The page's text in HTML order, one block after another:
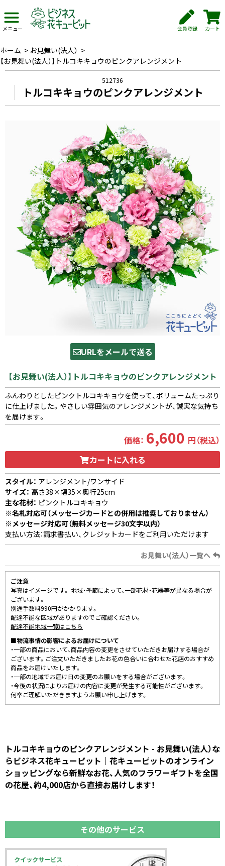
メニュー 会員登録 カート
ホーム > お見舞い(法人） >
【お見舞い(法人）】トルコキキョウのピンクアレンジメント
512736
トルコキキョウのピンクアレンジメント
URLをメールで送る
【お見舞い(法人）】トルコキキョウのピンクアレンジメント
ふんわりとしたピンクトルコキキョウを使って、ボリュームたっぷり
に仕上げました。やさしい雰囲気のアレンジメントが、誠実な気持ち
を届けます。
価格： 6,600 円（税込）
カートに入れる
スタイル： アレンジメント/ワンサイド
サイズ： 高さ38×幅35×奥行25cm
主な花材： ピンクトルコキキョウ
※名札対応可（メッセージカードとの併用は推奨しておりません）
※メッセージ対応可（無料メッセージ30文字以内）
支払い方法：請求書払い、クレジットカードをご利用いただけます
お見舞い(法人）一覧へ
ご注意
写真はイメージです。 地域・季節によって、一部花材・花器等が異なる場合が
ございます。
別途手数料990円がかかります。
配達不能な区域がありますのでご確認ください。
配達不能地域一覧はこちら
■物流事情の影響によるお届けについて
・一部の商品において、商品内容の変更をさせていただきお届けする場合が
ございます。ご注文いただきましたお花の色合いに合わせた花店のおすすめ
商品をお届けいたします。
・一部の地域でお届け日の変更のお願いをする場合がございます。
・今後の状況によりお届けの内容に変更が発生する可能性がございます。
何卒ご理解いただきますようお願い申し上げます。
トルコキキョウのピンクアレンジメント - お見舞い(法人）な
らビジネス花キューピット｜花キューピットのオンライン
ショッピングなら新鮮なお花、人気のフラワーギフトを全国
の花屋、約4,000店から直接お届けします！
その他のサービス